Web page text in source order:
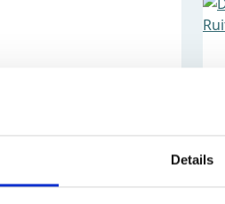
Details
De Moerderij